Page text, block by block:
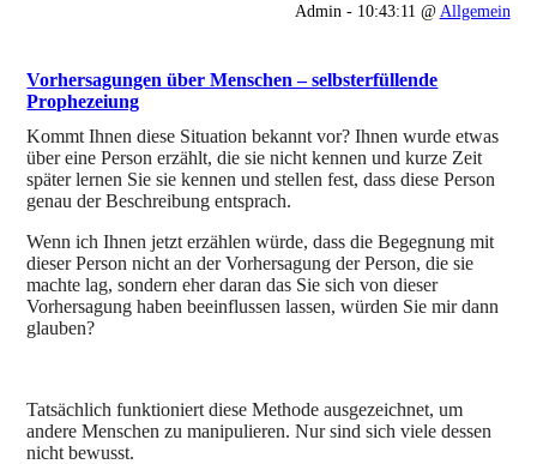
Admin - 10:43:11 @ Allgemein
Vorhersagungen über Menschen – selbsterfüllende
Prophezeiung
Kommt Ihnen diese Situation bekannt vor? Ihnen wurde etwas
über eine Person erzählt, die sie nicht kennen und kurze Zeit
später lernen Sie sie kennen und stellen fest, dass diese Person
genau der Beschreibung entsprach.
Wenn ich Ihnen jetzt erzählen würde, dass die Begegnung mit
dieser Person nicht an der Vorhersagung der Person, die sie
machte lag, sondern eher daran das Sie sich von dieser
Vorhersagung haben beeinflussen lassen, würden Sie mir dann
glauben?
Tatsächlich funktioniert diese Methode ausgezeichnet, um
andere Menschen zu manipulieren. Nur sind sich viele dessen
nicht bewusst.